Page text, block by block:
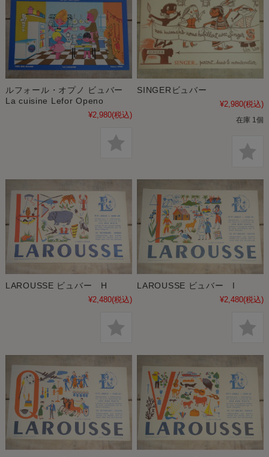
ルフォール・オプノ ビュバー
La cuisine Lefor Openo
¥2,980(税込)
SINGERビュバー
¥2,980(税込)
在庫 1個
LAROUSSE ビュバー H
¥2,480(税込)
LAROUSSE ビュバー I
¥2,480(税込)